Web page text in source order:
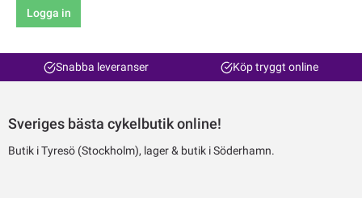
Logga in
Snabba leveranser Köp tryggt online
Sveriges bästa cykelbutik online!
Butik i Tyresö (Stockholm), lager & butik i Söderhamn.